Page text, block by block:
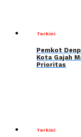
Terkini
Pemkot
Kota Gajah
Prioritas
Terkini